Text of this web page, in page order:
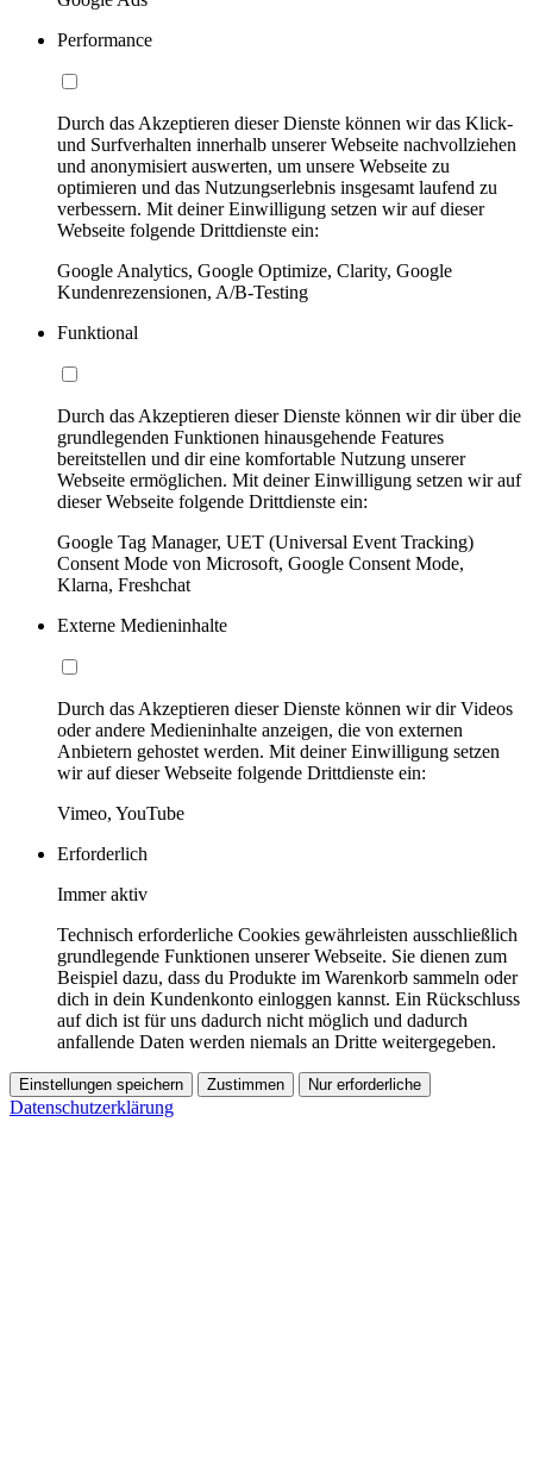
Performance
Durch das Akzeptieren dieser Dienste können wir das Klick-
und Surfverhalten innerhalb unserer Webseite nachvollziehen
und anonymisiert auswerten, um unsere Webseite zu
optimieren und das Nutzungserlebnis insgesamt laufend zu
verbessern. Mit deiner Einwilligung setzen wir auf dieser
Webseite folgende Drittdienste ein:
Google Analytics, Google Optimize, Clarity, Google
Kundenrezensionen, A/B-Testing
Funktional
Durch das Akzeptieren dieser Dienste können wir dir über die
grundlegenden Funktionen hinausgehende Features
bereitstellen und dir eine komfortable Nutzung unserer
Webseite ermöglichen. Mit deiner Einwilligung setzen wir auf
dieser Webseite folgende Drittdienste ein:
Google Tag Manager, UET (Universal Event Tracking)
Consent Mode von Microsoft, Google Consent Mode,
Klarna, Freshchat
Externe Medieninhalte
Durch das Akzeptieren dieser Dienste können wir dir Videos
oder andere Medieninhalte anzeigen, die von externen
Anbietern gehostet werden. Mit deiner Einwilligung setzen
wir auf dieser Webseite folgende Drittdienste ein:
Vimeo, YouTube
Erforderlich
Immer aktiv
Technisch erforderliche Cookies gewährleisten ausschließlich
grundlegende Funktionen unserer Webseite. Sie dienen zum
Beispiel dazu, dass du Produkte im Warenkorb sammeln oder
dich in dein Kundenkonto einloggen kannst. Ein Rückschluss
auf dich ist für uns dadurch nicht möglich und dadurch
anfallende Daten werden niemals an Dritte weitergegeben.
Einstellungen speichern Zustimmen Nur erforderliche
Datenschutzerklärung